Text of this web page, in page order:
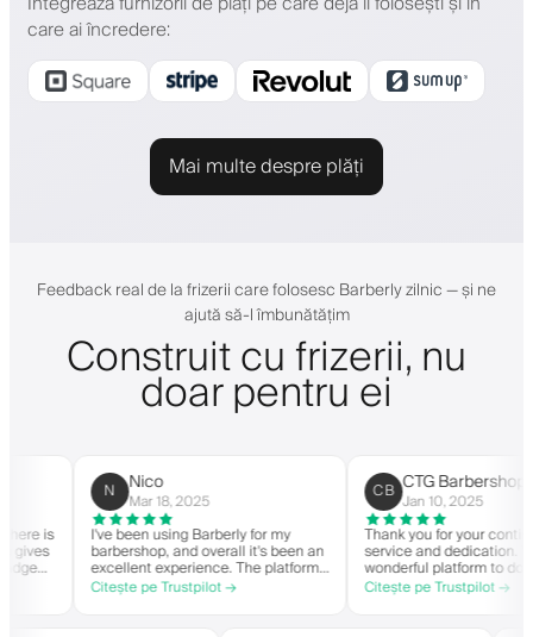
care ai încredere:
Mai multe despre plăți
Feedback real de la frizerii care folosesc Barberly zilnic — și ne
ajută să-l îmbunătățim
Construit cu frizerii, nu
doar pentru ei
is
Nico
Mar 18, 2025
I've been using Barberly for my
barbershop, and overall it's been an
excellent experience. The platform
is easy to use, reliable, and has
streamlined my booking process.
Citește pe Trustpilot →
CB CTG Barbershop
Jan 10, 2025
Thank you for your continued
service and dedication. You
wonderful platform to do
with good spirit. Thank you
CTG Barbershop.
Citește pe Trustpilot →